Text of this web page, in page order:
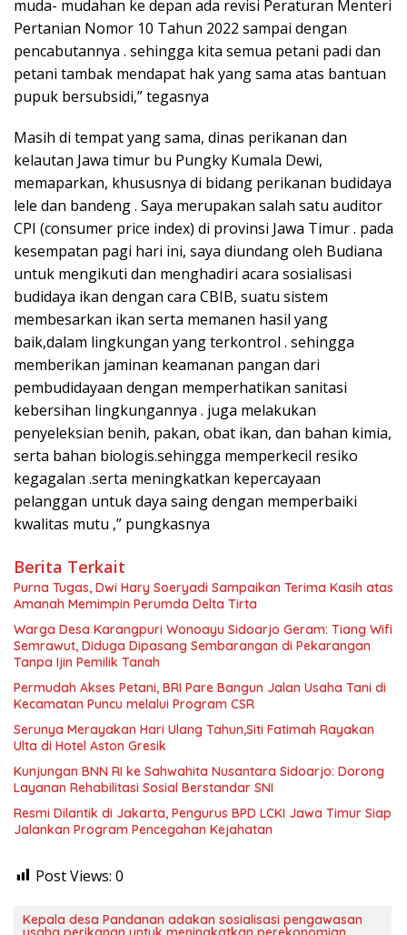
muda- mudahan ke depan ada revisi Peraturan Menteri
Pertanian Nomor 10 Tahun 2022 sampai dengan
pencabutannya . sehingga kita semua petani padi dan
petani tambak mendapat hak yang sama atas bantuan
pupuk bersubsidi,” tegasnya
Masih di tempat yang sama, dinas perikanan dan
kelautan Jawa timur bu Pungky Kumala Dewi,
memaparkan, khususnya di bidang perikanan budidaya
lele dan bandeng . Saya merupakan salah satu auditor
CPI (consumer price index) di provinsi Jawa Timur . pada
kesempatan pagi hari ini, saya diundang oleh Budiana
untuk mengikuti dan menghadiri acara sosialisasi
budidaya ikan dengan cara CBIB, suatu sistem
membesarkan ikan serta memanen hasil yang
baik,dalam lingkungan yang terkontrol . sehingga
memberikan jaminan keamanan pangan dari
pembudidayaan dengan memperhatikan sanitasi
kebersihan lingkungannya . juga melakukan
penyeleksian benih, pakan, obat ikan, dan bahan kimia,
serta bahan biologis.sehingga memperkecil resiko
kegagalan .serta meningkatkan kepercayaan
pelanggan untuk daya saing dengan memperbaiki
kwalitas mutu ,” pungkasnya
Berita Terkait
Purna Tugas, Dwi Hary Soeryadi Sampaikan Terima Kasih atas
Warga Desa Karangpuri Wonoayu Sidoarjo Geram: Tiang Wifi
Semrawut, Diduga Dipasang Sembarangan di Pekarangan
Tanpa Ijin Pemilik Tanah
Permudah Akses Petani, BRI Pare Bangun Jalan Usaha Tani di
Kecamatan Puncu melalui Program CSR
Serunya Merayakan Hari Ulang Tahun,Siti Fatimah Rayakan
Ulta di Hotel Aston Gresik
Kunjungan BNN RI ke Sahwahita Nusantara Sidoarjo: Dorong
Layanan Rehabilitasi Sosial Berstandar SNI
Resmi Dilantik di Jakarta, Pengurus BPD LCKI Jawa Timur Siap
Jalankan Program Pencegahan Kejahatan
Post Views: 0
Kepala desa Pandanan adakan sosialisasi pengawasan